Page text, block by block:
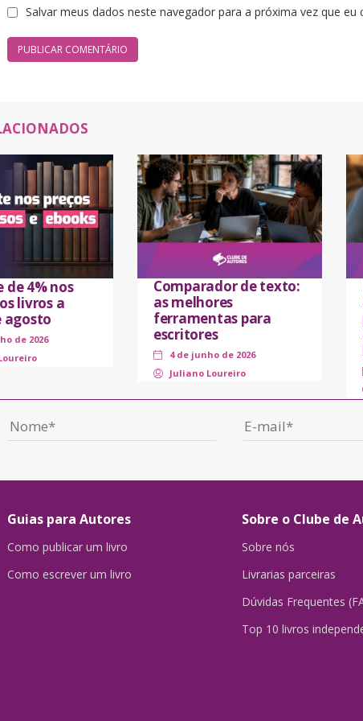
Salvar meus dados neste navegador para a próxima vez que eu
de 4% nos
livros a
agosto
de 2026
Comparador de texto:
as melhores
ferramentas para
escritores
4 de junho de 2026
Juliano Loureiro
Guias para Autores
Como publicar um livro
Como escrever um livro
Sobre o Clube de
Sobre nós
Livrarias parceiras
Dúvidas Frequentes
Top 10 livros